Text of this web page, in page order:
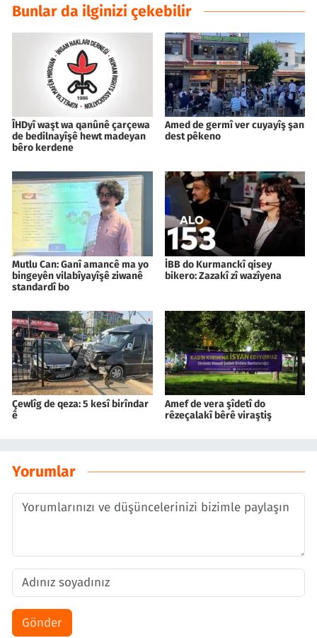
Bunlar da ilginizi çekebilir
ÎHDyî waşt wa qanûnê çarçewa
de bedilnayîşê hewt madeyan
bêro kerdene
Amed de germî ver cuyayîş şan
dest pêkeno
Mutlu Can: Ganî amancê ma yo
bingeyên vilabîyayîşê ziwanê
standardî bo
İBB do Kurmanckî qisey
bikero: Zazakî zî wazîyena
Çewlîg de qeza: 5 kesî birîndar
ê
Amef de vera şîdetî do
rêzeçalakî bêrê viraştiş
Yorumlar
Gönder